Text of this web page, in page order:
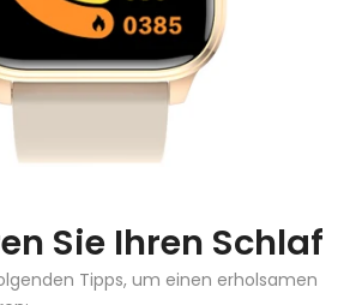
Sie Ihren Schlaf
Tipps, um einen erholsamen